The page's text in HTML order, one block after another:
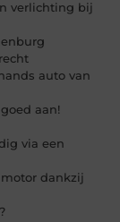
verlichting bij
auto van
aan!
via een
dankzij